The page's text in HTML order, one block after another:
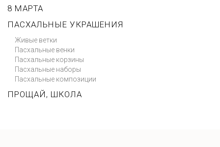
8 МАРТА
ПАСХАЛЬНЫЕ УКРАШЕНИЯ
Живые ветки
Пасхальные венки
Пасхальные корзины
Пасхальные наборы
Пасхальные композиции
ПРОЩАЙ, ШКОЛА